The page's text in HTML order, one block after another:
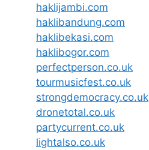
haklijambi.com
haklibandung.com
haklibekasi.com
haklibogor.com
perfectperson.co.uk
tourmusicfest.co.uk
strongdemocracy.co.uk
dronetotal.co.uk
partycurrent.co.uk
lightalso.co.uk